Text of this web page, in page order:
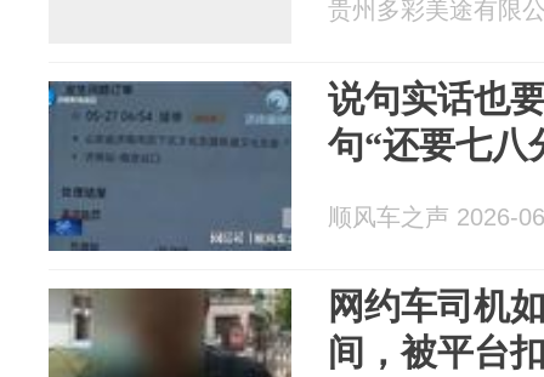
贵州多彩美途有限
说句实话也
句“还要七八
顺风车之声 2026-
网约车司机
间，被平台